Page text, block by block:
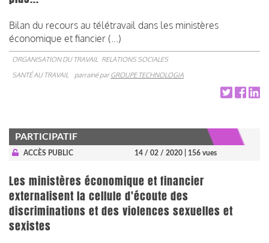
Bilan du recours au télétravail dans les ministères
économique et fiancier (...)
ORGANISATION DU TRAVAIL RELATIONS SOCIALES
SANTÉ AU TRAVAIL
parrainé parGROUPE TECHNOLOGIA
PARTICIPATIF
ACCÈS PUBLIC 14 / 02 / 2020 | 156 vues
Les ministères économique et financier
externalisent la cellule d'écoute des
discriminations et des violences sexuelles et
sexistes